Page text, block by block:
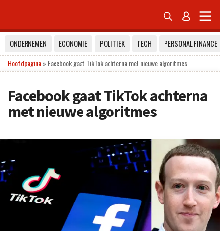
 
ONDERNEMEN ECONOMIE POLITIEK TECH
PERSONAL FINANCE
Hoofdpagina» Facebook gaat TikTok achterna met nieuwe algoritmes
Facebook gaat TikTok achterna
met nieuwe algoritmes